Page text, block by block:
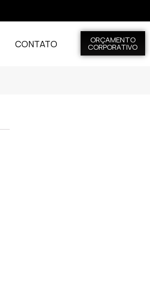
CONTATO ORÇAMENTO
CORPORATIVO